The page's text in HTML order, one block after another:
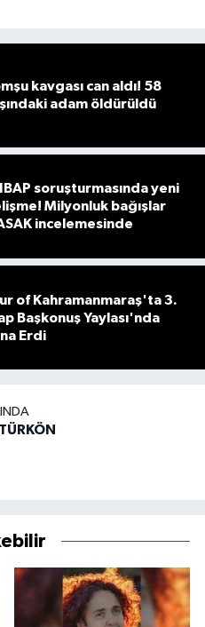
kavgası can aldı! 58
adam öldürüldü
soruşturmasında yeni
Milyonluk bağışlar
incelemesinde
of Kahramanmaraş'ta 3.
Başkonuş Yaylası'nda
Erdi